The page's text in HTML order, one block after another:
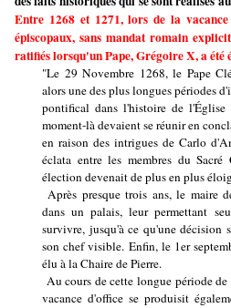
Entre 1268 et 1271, lors de la
épiscopaux, sans mandat romain
ratifiés lorsqu'un Pape, Grégoire X, a été
"Le 29 Novembre 1268, le Pape
alors une des plus longues périodes
pontifical dans l'histoire de
moment-là devaient se réunir en
en raison des intrigues de Carlo
éclata entre les membres du
élection devenait de plus en plus
Après presque trois ans, le maire
dans un palais, leur permettant
survivre, jusqu'à ce qu'une
son chef visible. Enfin, le 1er
élu à la Chaire de Pierre.
Au cours de cette longue période
vacance d'office se produisit